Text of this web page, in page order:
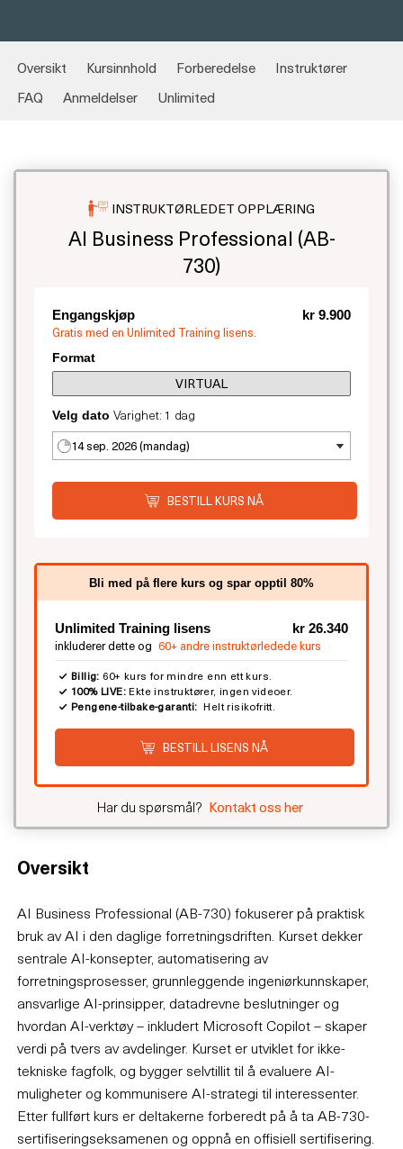
Oversikt Kursinnhold Forberedelse
Instruktører
FAQ
Anmeldelser Unlimited
Oversikt
AI Business Professional (AB-730) fokuserer på praktisk
bruk av AI i den daglige forretningsdriften. Kurset dekker
sentrale AI-konsepter, automatisering av
forretningsprosesser, grunnleggende ingeniørkunnskaper,
ansvarlige AI-prinsipper, datadrevne beslutninger og
hvordan AI-verktøy – inkludert Microsoft Copilot – skaper
verdi på tvers av avdelinger. Kurset er utviklet for ikke-
tekniske fagfolk, og bygger selvtillit til å evaluere AI-
muligheter og kommunisere AI-strategi til interessenter.
Etter fullført kurs er deltakerne forberedt på å ta AB-730-
sertifiseringseksamenen og oppnå en offisiell sertifisering.
INSTRUKTØRLEDET OPPLÆRING
AI Business Professional (AB-
730)
Engangskjøp kr 9.900
Gratis med en Unlimited Training lisens.
Format
VIRTUAL
Velg dato Varighet: 1 dag
14 sep. 2026 (mandag)
BESTILL KURS NÅ
Bli med på flere kurs og spar opptil 80%
Unlimited Training lisens kr 26.340
inkluderer dette og 60+ andre instruktørledede kurs
Billig: 60+ kurs for mindre enn ett kurs.
100% LIVE:Ekte instruktører, ingen videoer.
Pengene-tilbake-garanti: Helt risikofritt.
BESTILL LISENS NÅ
Har du spørsmål? Kontakt oss her